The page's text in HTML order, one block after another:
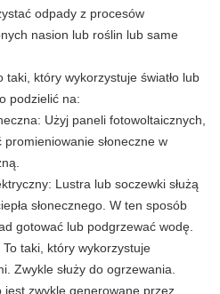
odpady z procesów
nasion lub roślin lub same
taki, który wykorzystuje światło lub
podzielić na:
Użyj paneli fotowoltaicznych,
promieniowanie słoneczne w
Lustra lub soczewki służą
słonecznego. W ten sposób
gotować lub podgrzewać wodę.
To taki, który wykorzystuje
Zwykle służy do ogrzewania.
jest zwykle generowane przez